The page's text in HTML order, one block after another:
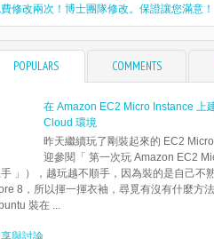
修改兩次！博士團隊修改。保證讓您滿意！
POPULARS COMMENTS
在 Amazon EC2 Micro Instance 上
Cloud 環境
昨天繼續玩了剛裝起來的 EC2
迎參閱「 第一次玩 Amazon EC2
手 」），越玩越不順手，因為裝的是自己不
8，所以揮一揮衣袖，尋覓有沒有什麼方
裝在 ...
與討論